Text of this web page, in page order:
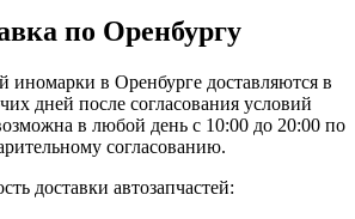
по Оренбургу
иномарки в Оренбурге доставляются в
дней после согласования условий
в любой день с 10:00 до 20:00 по
согласованию.
доставки автозапчастей: